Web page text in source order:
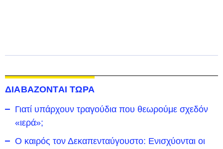
ΔΙΑΒΑΖΟΝΤΑΙ ΤΩΡΑ
Γιατί υπάρχουν τραγούδια που θεωρούμε σχεδόν
«ιερά»;
Ο καιρός τον Δεκαπενταύγουστο: Ενισχύονται οι